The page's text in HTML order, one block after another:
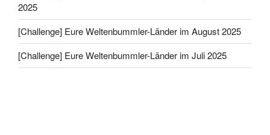
2025
[Challenge] Eure Weltenbummler-Länder im August 2025
[Challenge] Eure Weltenbummler-Länder im Juli 2025